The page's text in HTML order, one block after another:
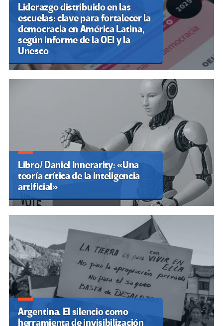
Liderazgo distribuido en las
escuelas: clave para fortalecer la
democracia en América Latina,
según informe de la OEI y la
Unesco
Libro/ Daniel Innerarity: «Una
teoría crítica de la inteligencia
artificial»
Argentina. El silencio como
herramienta de invisibilización